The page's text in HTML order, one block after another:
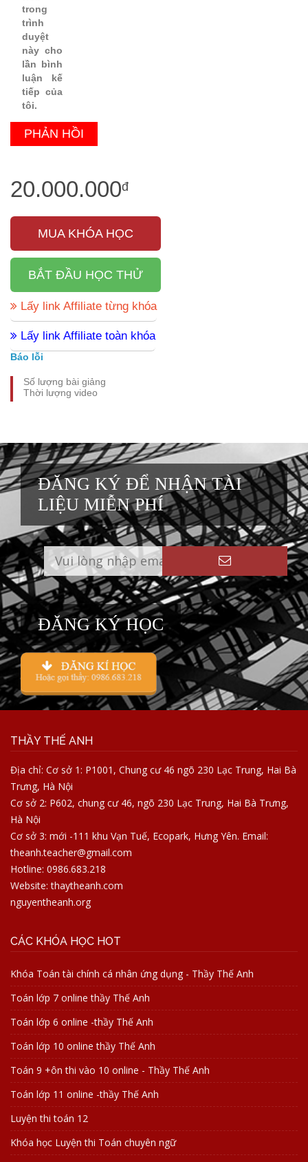
trong
trình
duyệt
này cho
lần bình
luận kế
tiếp của
tôi.
20.000.000đ
MUA KHÓA HỌC
BẮT ĐẦU HỌC THỬ
Lấy link Affiliate từng khóa
Lấy link Affiliate toàn khóa
Báo lỗi
Số lượng bài giảng
Thời lượng video
ĐĂNG KÝ ĐỂ NHẬN TÀI
LIỆU MIỄN PHÍ
ĐĂNG KÝ HỌC
THẦY THẾ ANH
Địa chỉ: Cơ sở 1: P1001, Chung cư 46 ngõ 230 Lạc Trung, Hai Bà
Trưng, Hà Nội
Cơ sở 2: P602, chung cư 46, ngõ 230 Lạc Trung, Hai Bà Trưng,
Hà Nội
Cơ sở 3: mới -111 khu Vạn Tuế, Ecopark, Hưng Yên. Email:
theanh.teacher@gmail.com
Hotline: 0986.683.218
Website: thaytheanh.com
nguyentheanh.org
CÁC KHÓA HỌC HOT
Khóa Toán tài chính cá nhân ứng dụng - Thầy Thế Anh
Toán lớp 7 online thầy Thế Anh
Toán lớp 6 online -thầy Thế Anh
Toán lớp 10 online thầy Thế Anh
Toán 9 +ôn thi vào 10 online - Thầy Thế Anh
Toán lớp 11 online -thầy Thế Anh
Luyện thi toán 12
Khóa học Luyện thi Toán chuyên ngữ